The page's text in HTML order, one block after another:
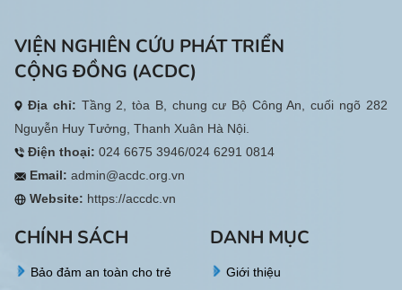
VIỆN NGHIÊN CỨU PHÁT TRIỂN
CỘNG ĐỒNG (ACDC)
Địa chỉ: Tầng 2, tòa B, chung cư Bộ Công An, cuối ngõ 282
Nguyễn Huy Tưởng, Thanh Xuân Hà Nội.
Điện thoại: 024 6675 3946/024 6291 0814
Email: admin@acdc.org.vn
Website: https://accdc.vn
CHÍNH SÁCH
Bảo đảm an toàn cho trẻ
DANH MỤC
Giới thiệu